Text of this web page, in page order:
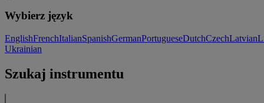
Wybierz język
EnglishFrenchItalianSpanishGermanPortugueseDutchCzechLatvian
Ukrainian
Szukaj instrumentu